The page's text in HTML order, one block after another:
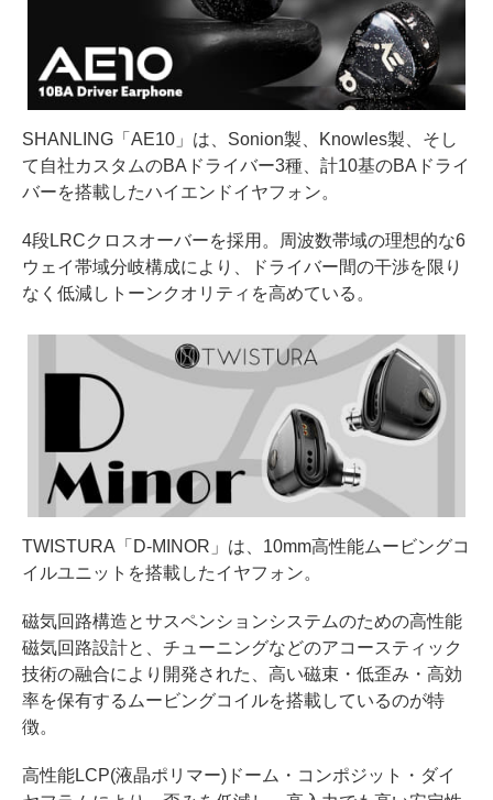
SHANLING「AE10」は、Sonion製、Knowles製、そし
て自社カスタムのBAドライバー3種、計10基のBAドライ
バーを搭載したハイエンドイヤフォン。
4段LRCクロスオーバーを採用。周波数帯域の理想的な6
ウェイ帯域分岐構成により、ドライバー間の干渉を限り
なく低減しトーンクオリティを高めている。
TWISTURA「D-MINOR」は、10mm高性能ムービングコ
イルユニットを搭載したイヤフォン。
磁気回路構造とサスペンションシステムのための高性能
磁気回路設計と、チューニングなどのアコースティック
技術の融合により開発された、高い磁束・低歪み・高効
率を保有するムービングコイルを搭載しているのが特
徴。
高性能LCP(液晶ポリマー)ドーム・コンポジット・ダイ